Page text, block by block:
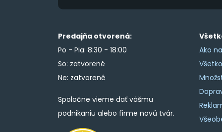
Predajňa otvorená:
Po - Pia: 8:30 - 18:00
So: zatvorené
Ne: zatvorené
Spoločne vieme dať vášmu
podnikaniu alebo firme novú tvár.
Ako